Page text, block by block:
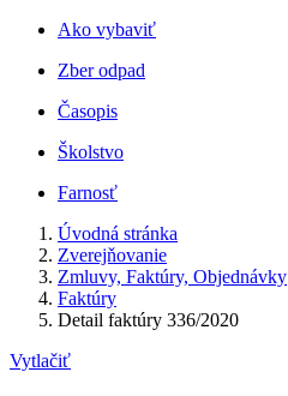
Ako vybaviť
Zber odpad
Časopis
Školstvo
Farnosť
Úvodná stránka
Zverejňovanie
Zmluvy, Faktúry, Objednávky
Faktúry
Detail faktúry 336/2020
Vytlačiť